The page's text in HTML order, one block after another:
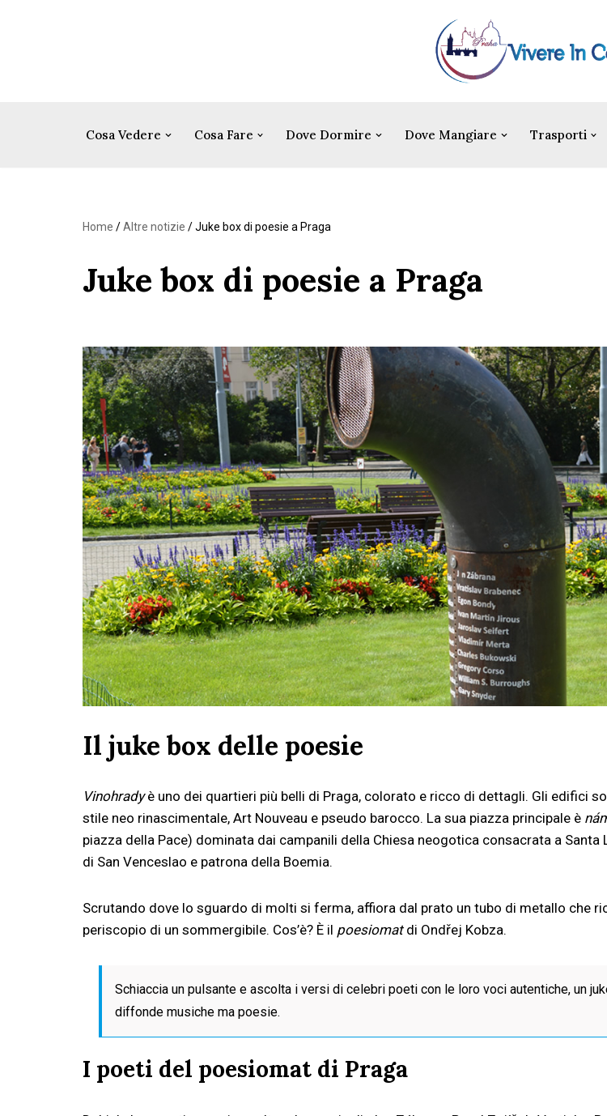
Cosa Vedere Cosa Fare Dove Dormire Dove Mangiare Trasporti
Home /Altre notizie /Juke box di poesie a Praga
Juke box di poesie a Praga
Il juke box delle poesie
Vinohradyè uno dei quartieri più belli di Praga, colorato e ricco di dettagli. Gli edifici
stile neo rinascimentale, Art Nouveau e pseudo barocco. La sua piazza principale è
piazza della Pace) dominata dai campanili della Chiesa neogotica consacrata a Santa
di San Venceslao e patrona della Boemia.
Scrutando dove lo sguardo di molti si ferma, affiora dal prato un tubo di metallo che
periscopio di un sommergibile. Cos’è? È il poesiomatdi Ondřej Kobza.
Schiaccia un pulsante e ascolta i versi di celebri poeti con le loro voci autentiche, un
diffonde musiche ma poesie.
I poeti del poesiomat di Praga